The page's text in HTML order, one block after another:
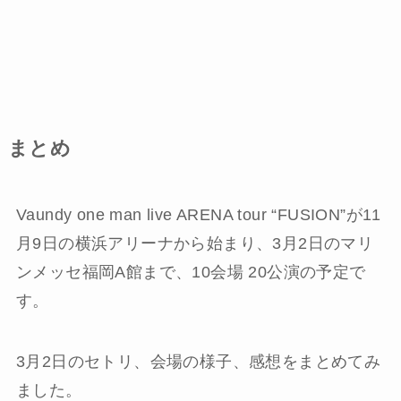
まとめ
Vaundy one man live ARENA tour “FUSION”が11
月9日の横浜アリーナから始まり、3月2日のマリ
ンメッセ福岡A館まで、10会場 20公演の予定で
す。
3月2日のセトリ、会場の様子、感想をまとめてみ
ました。